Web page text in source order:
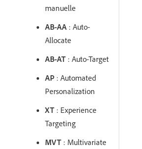
manuelle
AB-AA : Auto-
Allocate
AB-AT : Auto-Target
AP : Automated
Personalization
XT : Experience
Targeting
MVT : Multivariate